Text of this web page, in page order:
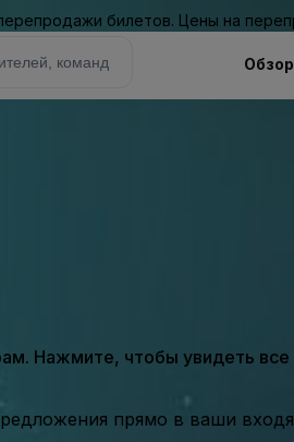
билетов. Цены на
Обзор
Нажмите, чтобы увидеть все
прямо в ваши